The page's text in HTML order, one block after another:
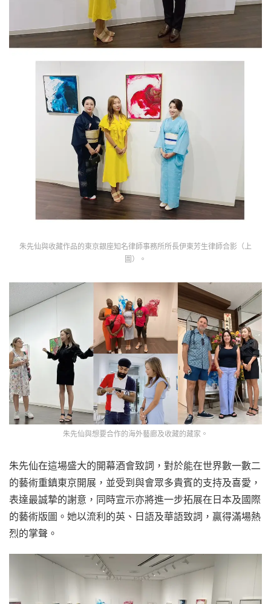
朱先仙與收藏作品的東京銀座知名律師事務所所長伊東芳生律師合影（上
圖）。
朱先仙與想要合作的海外藝廊及收藏的藏家。
朱先仙在這場盛大的開幕酒會致詞，對於能在世界數一數二
的藝術重鎮東京開展，並受到與會眾多貴賓的支持及喜愛，
表達最誠摯的謝意，同時宣示亦將進一步拓展在日本及國際
的藝術版圖。她以流利的英、日語及華語致詞，贏得滿場熱
烈的掌聲。